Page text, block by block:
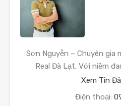
Sơn Nguyễn – Chuyên gia
Real Đà Lạt. Với niềm
Xem Tin
Điện thoại: